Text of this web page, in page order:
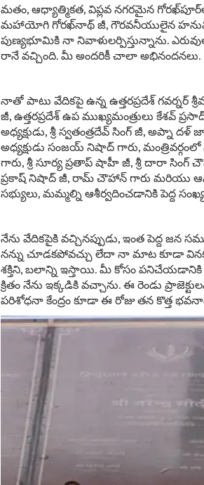
మతం, ఆధ్యాత్మికత, విప్లవ నగరమైన
మహాయోగి గోరఖ్‌నాథ్ జీ, గౌరవనీయులైన
పుణ్యభూమికి నా నివాళులర్పిస్తున్నాను.
రానే వచ్చింది. మీ అందరికీ చాలా అభినందనలు.
నాతో పాటు వేదికపై ఉన్న ఉత్తరప్రదేశ్ గవర్నర్
జీ, ఉత్తరప్రదేశ్ ఉప ముఖ్యమంత్రులు కేశవ్
అధ్యక్షుడు, శ్రీ స్వతంత్రదేవ్ సింగ్ జీ, అప్నా
అధ్యక్షుడు సంజయ్ నిషాద్ గారు, మంత్రివర్గంలో
గారు, శ్రీ సూర్య ప్రతాప్ షాహీ జీ, శ్రీ దారా
ప్రకాష్ నిషాద్ జీ, రామ్ చౌహాన్ గారు మరియు
సభ్యులు, మమ్మల్ని ఆశీర్వదించడానికి పెద్ద
నేను వేదికపైకి వచ్చినప్పుడు, ఇంత పెద్ద
నన్ను చూడకపోవచ్చు లేదా నా మాట కూడా
శక్తిని, బలాన్ని ఇస్తాయి. మీ కోసం పనిచేయడానికి
క్రితం నేను ఇక్కడికి వచ్చాను. ఈ రెండు
పరిశోధనా కేంద్రం కూడా ఈ రోజు తన కొత్త